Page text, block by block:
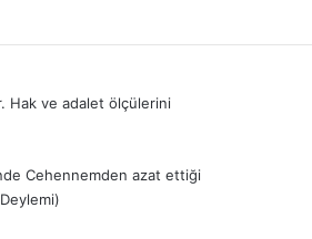
Hak ve adalet ölçülerini
Cehennemden azat ettiği